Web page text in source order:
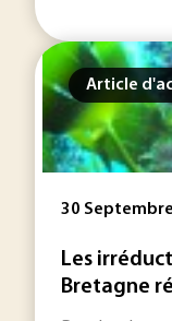
Article
30
Les
Bretagne